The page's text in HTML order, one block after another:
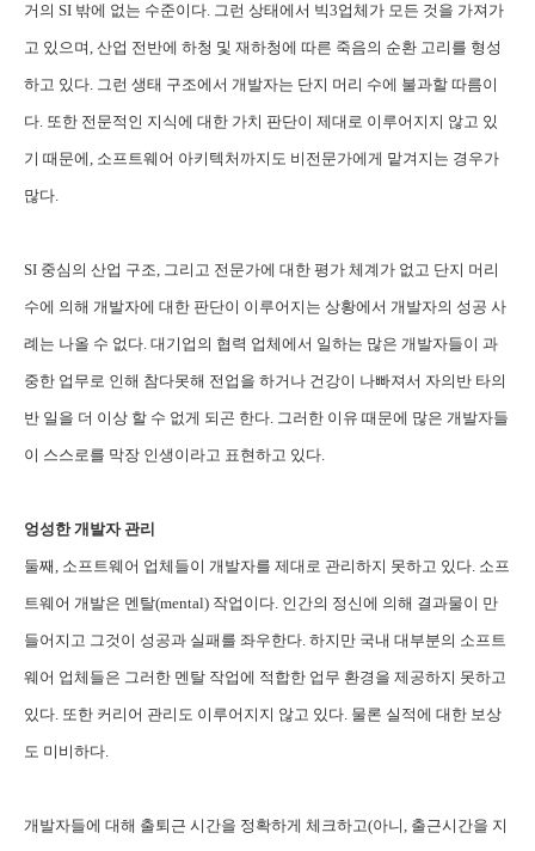
거의 SI 밖에 없는 수준이다. 그런 상태에서 빅3업체가 모든 것을 가져가
고 있으며, 산업 전반에 하청 및 재하청에 따른 죽음의 순환 고리를 형성
하고 있다. 그런 생태 구조에서 개발자는 단지 머리 수에 불과할 따름이
다. 또한 전문적인 지식에 대한 가치 판단이 제대로 이루어지지 않고 있
기 때문에, 소프트웨어 아키텍처까지도 비전문가에게 맡겨지는 경우가
많다.
SI 중심의 산업 구조, 그리고 전문가에 대한 평가 체계가 없고 단지 머리
수에 의해 개발자에 대한 판단이 이루어지는 상황에서 개발자의 성공 사
례는 나올 수 없다. 대기업의 협력 업체에서 일하는 많은 개발자들이 과
중한 업무로 인해 참다못해 전업을 하거나 건강이 나빠져서 자의반 타의
반 일을 더 이상 할 수 없게 되곤 한다. 그러한 이유 때문에 많은 개발자들
이 스스로를 막장 인생이라고 표현하고 있다.
엉성한 개발자 관리
둘째, 소프트웨어 업체들이 개발자를 제대로 관리하지 못하고 있다. 소프
트웨어 개발은 멘탈(mental) 작업이다. 인간의 정신에 의해 결과물이 만
들어지고 그것이 성공과 실패를 좌우한다. 하지만 국내 대부분의 소프트
웨어 업체들은 그러한 멘탈 작업에 적합한 업무 환경을 제공하지 못하고
있다. 또한 커리어 관리도 이루어지지 않고 있다. 물론 실적에 대한 보상
도 미비하다.
개발자들에 대해 출퇴근 시간을 정확하게 체크하고(아니, 출근시간을 지